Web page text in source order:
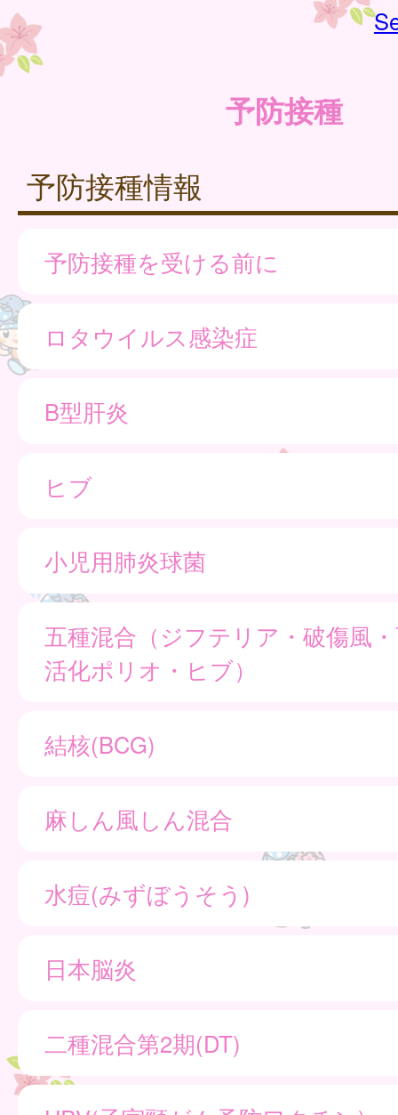
予防接種
予防接種情報
予防接種を受ける前に
ロタウイルス感染症
B型肝炎
ヒブ
小児用肺炎球菌
五種混合（ジフテリア・破傷風
活化ポリオ・ヒブ）
結核(BCG)
麻しん風しん混合
水痘(みずぼうそう)
日本脳炎
二種混合第2期(DT)